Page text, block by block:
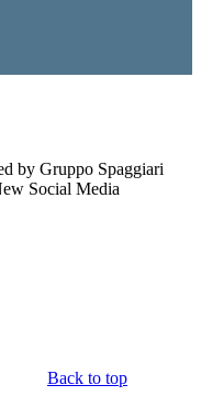
by Gruppo Spaggiari
Social Media
Back to top